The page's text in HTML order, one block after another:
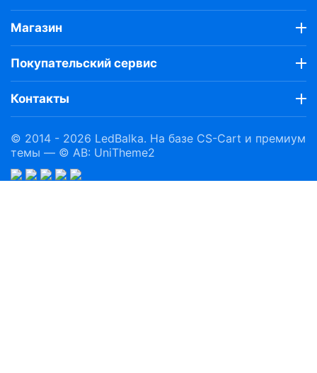
Магазин
Покупательский сервис
Контакты
© 2014 - 2026 LedBalka. На базе CS-Cart и премиум
темы — © AB: UniTheme2